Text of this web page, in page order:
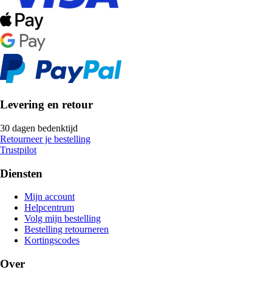
Levering en retour
30 dagen bedenktijd
Retourneer je bestelling
Trustpilot
Diensten
Mijn account
Helpcentrum
Volg mijn bestelling
Bestelling retourneren
Kortingscodes
Over